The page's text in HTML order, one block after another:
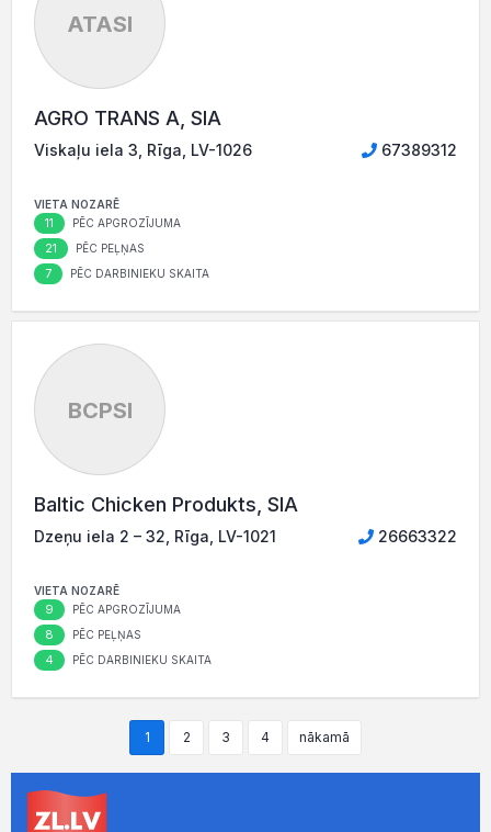
ATASI
AGRO TRANS A, SIA
Viskaļu iela 3, Rīga, LV-1026 67389312
VIETA NOZARĒ
11 PĒC APGROZĪJUMA
21 PĒC PEĻŅAS
7 PĒC DARBINIEKU SKAITA
BCPSI
Baltic Chicken Produkts, SIA
Dzeņu iela 2 – 32, Rīga, LV-1021 26663322
VIETA NOZARĒ
9 PĒC APGROZĪJUMA
8 PĒC PEĻŅAS
4 PĒC DARBINIEKU SKAITA
1 2 3 4 nākamā